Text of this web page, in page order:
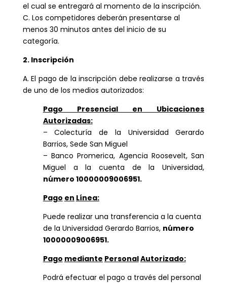
el cual se entregará al momento de la inscripción.
C. Los competidores deberán presentarse al
menos 30 minutos antes del inicio de su
categoría.
2. Inscripción
A. El pago de la inscripción debe realizarse a través
de uno de los medios autorizados:
Pago Presencial en Ubicaciones
Autorizadas:
– Colecturía de la Universidad Gerardo
Barrios, Sede San Miguel
– Banco Promerica, Agencia Roosevelt, San
Miguel a la cuenta de la Universidad,
número 10000009006951.
Pago en Línea:
Puede realizar una transferencia a la cuenta
de la Universidad Gerardo Barrios, número
10000009006951.
Pago mediante PersonalAutorizado:
Podrá efectuar el pago a través del personal